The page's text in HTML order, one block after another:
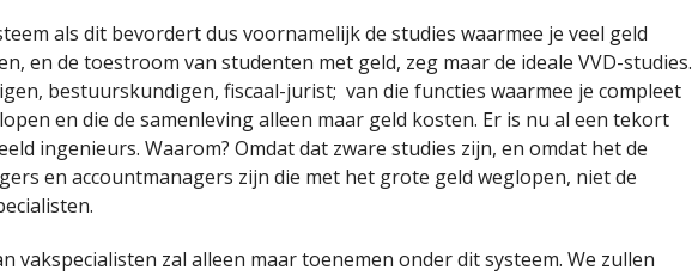
als dit bevordert dus voornamelijk de studies waarmee je veel geld
en de toestroom van studenten met geld, zeg maar de ideale VVD-studies.
bestuurskundigen, fiscaal-jurist; van die functies waarmee je compleet
en die de samenleving alleen maar geld kosten. Er is nu al een tekort
ingenieurs. Waarom? Omdat dat zware studies zijn, en omdat het de
en accountmanagers zijn die met het grote geld weglopen, niet de
vakspecialisten zal alleen maar toenemen onder dit systeem. We zullen